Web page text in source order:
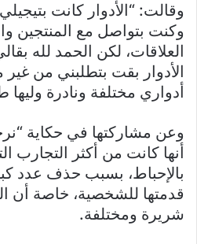
وقالت: “الأدوار كانت
وكنت بتواصل مع المنتجين
الأدوار بقت بتطلبني من
أدواري مختلفة ونادرة وليها
وعن مشاركتها في حكاية
أنها كانت من أكثر التجارب
بالإحباط، بسبب حذف عدد
قدمتها للشخصية، خاصة أن
شريرة ومختلفة.